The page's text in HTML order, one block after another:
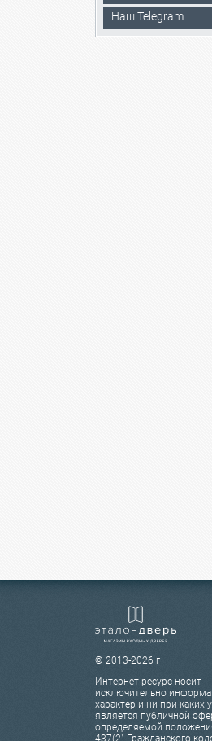
Наш Telegram
© 2013-2026 г
Интернет-ресурс носит
исключительно
характер и ни при каких
является публичной
определяемой
437(2) Гражданского